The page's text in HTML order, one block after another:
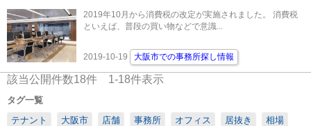
2019年10月から消費税の改定が実施されました。 消費税
といえば、普段の買い物などで意識...
2019-10-19 大阪市での事務所探し情報
該当公開件数18件 1-18件表示
タグ一覧
テナント
大阪市 店舗 事務所 オフィス 居抜き 相場